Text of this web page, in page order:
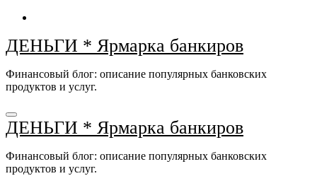
ДЕНЬГИ * Ярмарка банкиров
Финансовый блог: описание популярных банковских
продуктов и услуг.
ДЕНЬГИ * Ярмарка банкиров
Финансовый блог: описание популярных банковских
продуктов и услуг.